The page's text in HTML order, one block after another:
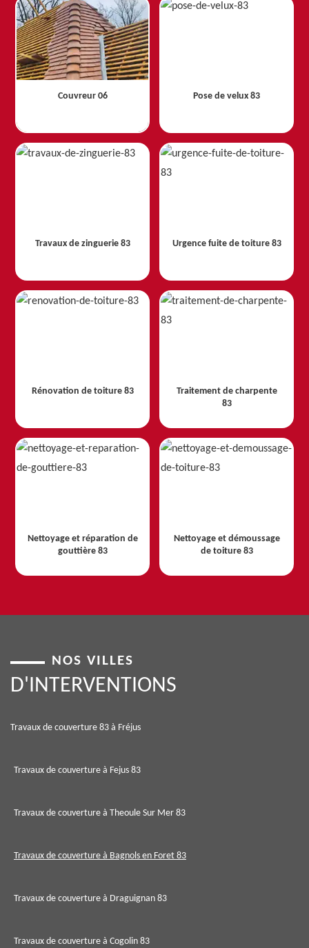
Couvreur 06 Pose de velux 83
Travaux de zinguerie 83 Urgence fuite de toiture 83
Rénovation de toiture 83
Traitement de charpente
83
Nettoyage et réparation de
gouttière 83
Nettoyage et démoussage
de toiture 83
NOS VILLES
D'INTERVENTIONS
Travaux de couverture 83 à Fréjus
Travaux de couverture à Fejus 83
Travaux de couverture à Theoule Sur Mer 83
Travaux de couverture à Bagnols en Foret 83
Travaux de couverture à Draguignan 83
Travaux de couverture à Cogolin 83